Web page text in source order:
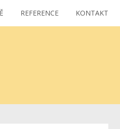
REFERENCE KONTAKT